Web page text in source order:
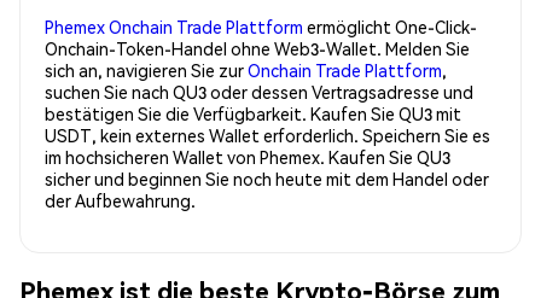
Phemex Onchain Trade Plattform ermöglicht One-Click-
Onchain-Token-Handel ohne Web3-Wallet. Melden Sie
sich an, navigieren Sie zurOnchain Trade Plattform,
suchen Sie nach QU3 oder dessen Vertragsadresse und
bestätigen Sie die Verfügbarkeit. Kaufen Sie QU3 mit
USDT, kein externes Wallet erforderlich. Speichern Sie es
im hochsicheren Wallet von Phemex. Kaufen Sie QU3
sicher und beginnen Sie noch heute mit dem Handel oder
der Aufbewahrung.
Phemex ist die beste Krypto-Börse zum